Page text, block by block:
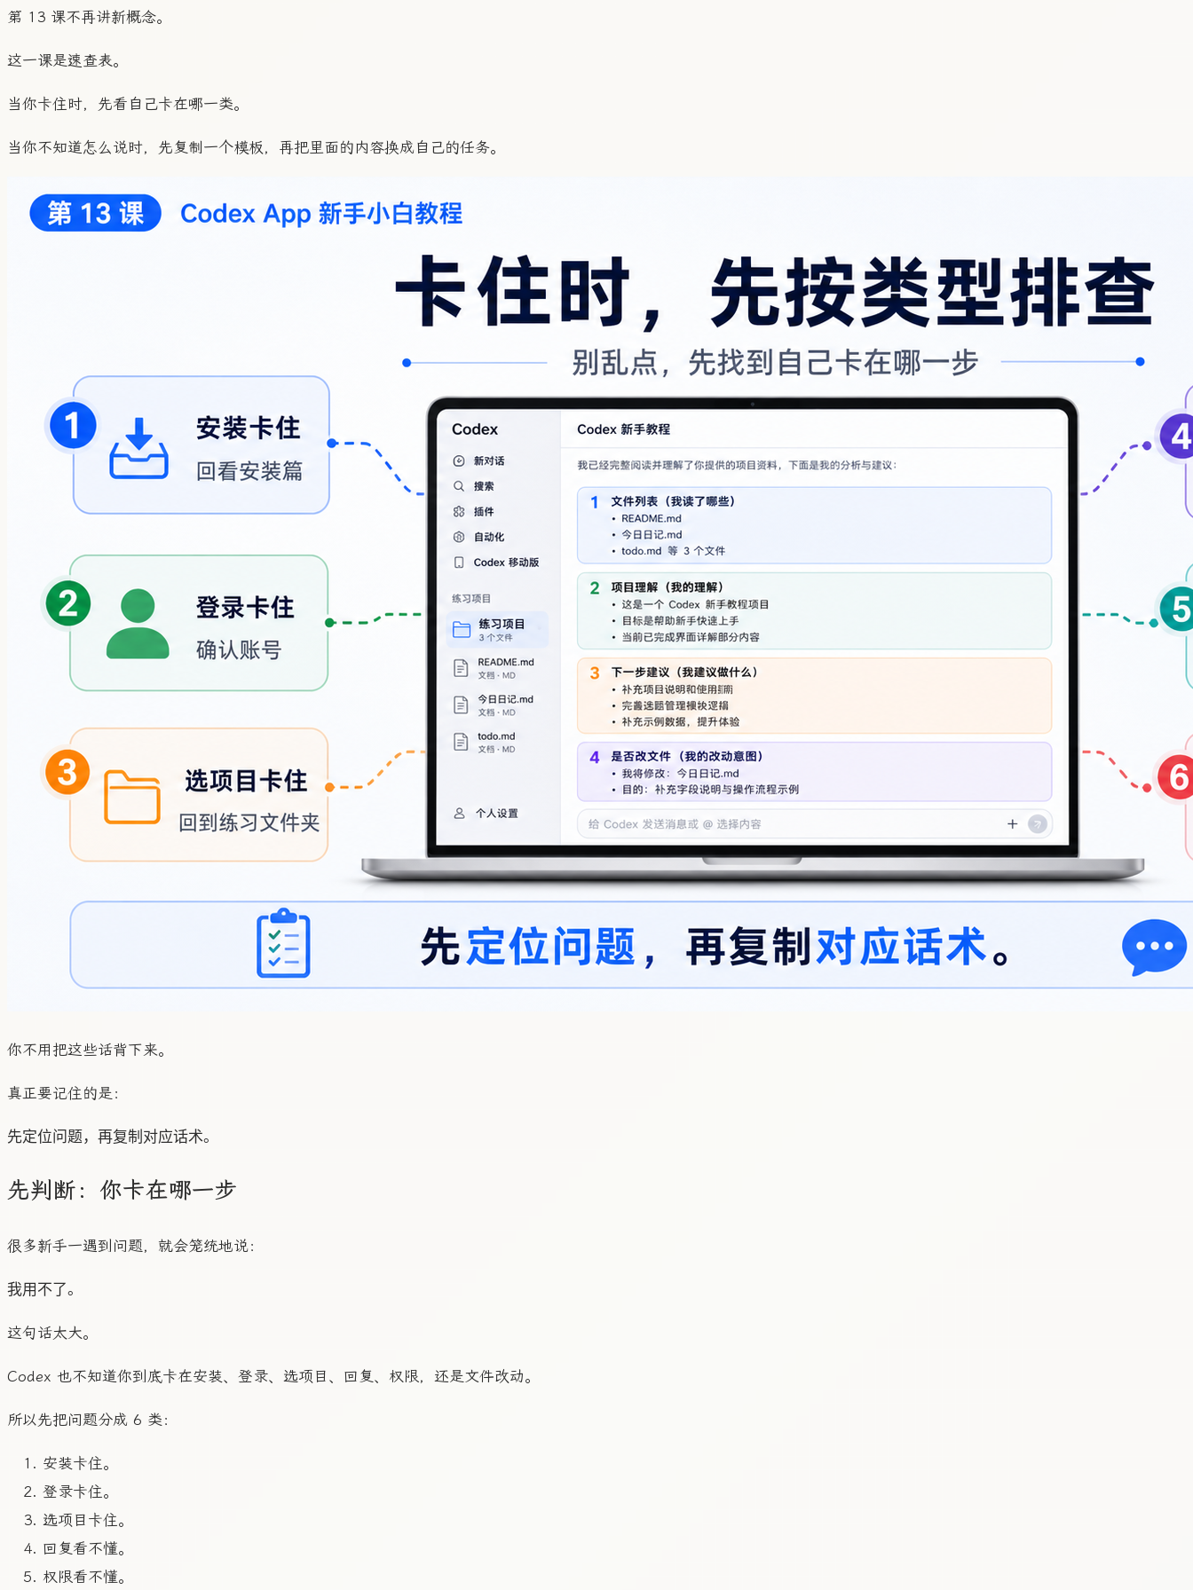
第 13 课不再讲新概念。
这一课是速查表。
当你卡住时，先看自己卡在哪一类。
当你不知道怎么说时，先复制一个模板，再把里面的内容换成自己的任务。
你不用把这些话背下来。
真正要记住的是：
先判断：你卡在哪一步
很多新手一遇到问题，就会笼统地说：
这句话太大。
Codex 也不知道你到底卡在安装、登录、选项目、回复、权限，还是文件改动。
所以先把问题分成 6 类：
安装卡住。
登录卡住。
选项目卡住。
回复看不懂。
权限看不懂。